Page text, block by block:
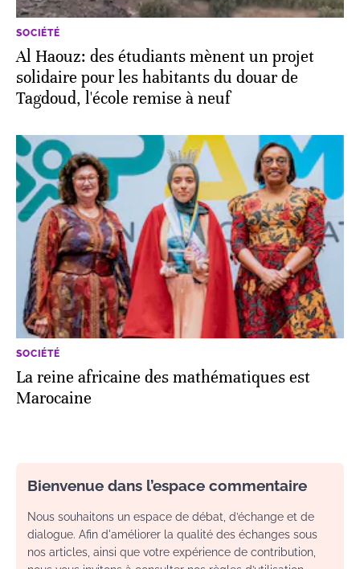
SOCIÉTÉ
Al Haouz: des étudiants mènent un projet
solidaire pour les habitants du douar de
Tagdoud, l'école remise à neuf
SOCIÉTÉ
La reine africaine des mathématiques est
Marocaine
Bienvenue dans l’espace commentaire
Nous souhaitons un espace de débat, d’échange et de
dialogue. Afin d'améliorer la qualité des échanges sous
nos articles, ainsi que votre expérience de contribution,